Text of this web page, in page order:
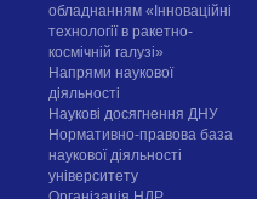
обладнанням «Інноваційні
технології в ракетно-
космічній галузі»
Напрями наукової
діяльності
Наукові досягнення ДНУ
Нормативно-правова база
наукової діяльності
університету